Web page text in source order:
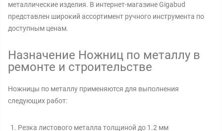
металлические изделия. В интернет-магазине Gigabud
представлен широкий ассортимент ручного инструмента по
доступным ценам.
Назначение Ножниц по металлу в
ремонте и строительстве
Ножницы по металлу применяются для выполнения
следующих работ:
Резка листового металла толщиной до 1.2 мм